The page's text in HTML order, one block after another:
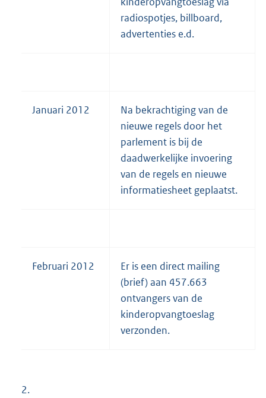
radiospotjes, billboard,
advertenties e.d.
Januari 2012
Na bekrachtiging van de
nieuwe regels door het
parlement is bij de
daadwerkelijke invoering
van de regels en nieuwe
informatiesheet geplaatst.
Februari 2012
Er is een direct mailing
(brief) aan 457.663
ontvangers van de
kinderopvangtoeslag
verzonden.
2.